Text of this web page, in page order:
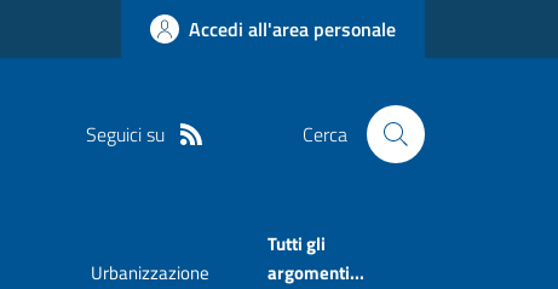
Accedi all'area personale
Seguici su Cerca
Urbanizzazione
Tutti gli
argomenti...